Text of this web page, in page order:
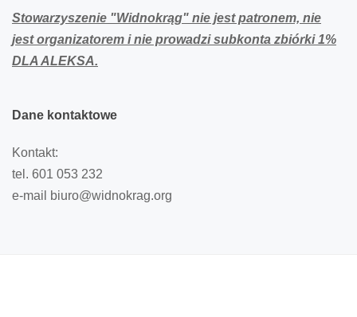
Stowarzyszenie "Widnokrąg" nie jest patronem, nie
jest organizatorem i nie prowadzi subkonta zbiórki 1%
DLA ALEKSA.
Dane kontaktowe
Kontakt:
tel. 601 053 232
e-mail biuro@widnokrag.org